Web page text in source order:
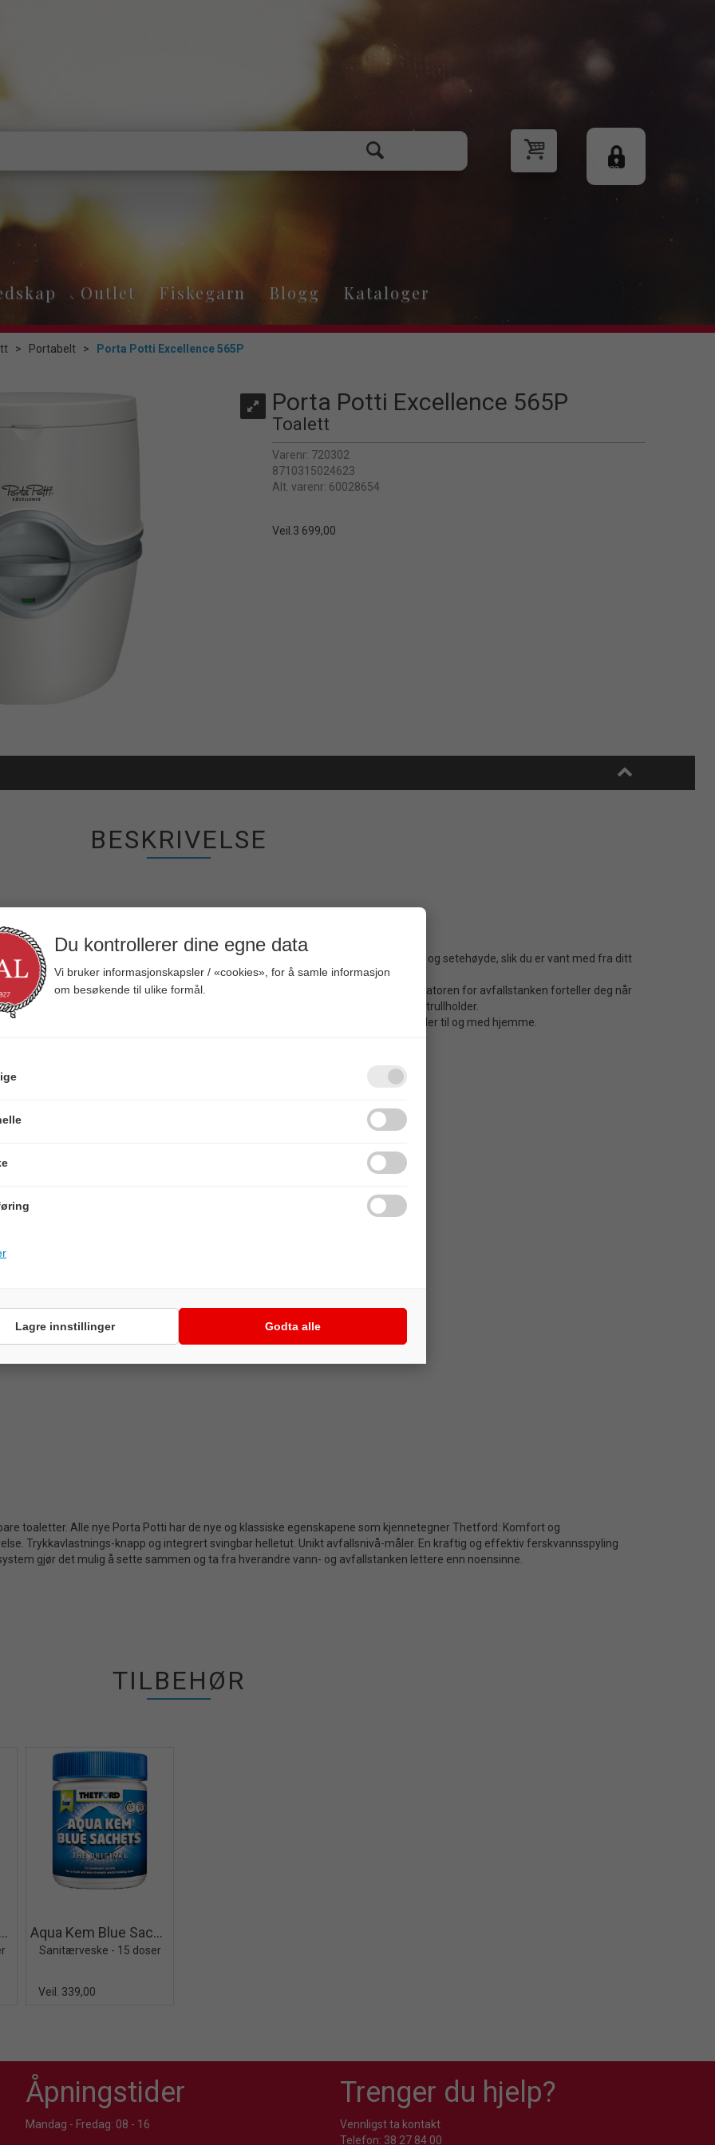
Logg
Outlet Fiskegarn Blogg Kataloger
> Portabelt > Porta Potti Excellence 565P
Porta Potti Excellence 565P
Toalett
Varenr: 720302
8710315024623
Alt. varenr: 60028654
Veil. 3 699,00
BESKRIVELSE
flyttbare toaletter med sin unike design, det skiller seg også ut med sin fasong og setehøyde, slik du er vant med fra ditt
er Porta Potti 565 komfortabel for alle aldre.
og nivåindikator for spylevannstanken. Denne indikatoren og nivåindikatoren for avfallstanken forteller deg når
Dessuten er Porta Potti Excellence standardutstyrt med en integrert toalettrullholder.
kan Port Potti 565 brukes overalt, det være seg på en campingplass, en båt eller til og med hjemme.
(skaffevare)
vannstandsvisning)
toaletter. Alle nye Porta Potti har de nye og klassiske egenskapene som kjennetegner Thetford: Komfort og
Trykkavlastnings-knapp og integrert svingbar helletut. Unikt avfallsnivå-måler. En kraftig og effektiv ferskvannsspyling
gjør det mulig å sette sammen og ta fra hverandre vann- og avfallstanken lettere enn noensinne.
TILBEHØR
Aqua Kem - PowerPods Bio Aqua Kem Blue Sachets
Sanitærveske - 15 doser
Veil. 339,00
Åpningstider
Mandag - Fredag: 08 - 16
Trenger du hjelp?
Vennligst ta kontakt
Telefon: 38 27 84 00
Du kontrollerer dine egne data
Vi bruker informasjonskapsler / «cookies», for å samle informasjon
om besøkende til ulike formål.
Lagre innstillinger Godta alle